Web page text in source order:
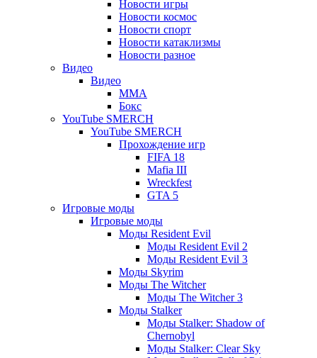
Новости игры
Новости космос
Новости спорт
Новости катаклизмы
Новости разное
Видео
Видео
ММА
Бокс
YouTube SMERCH
YouTube SMERCH
Прохождение игр
FIFA 18
Mafia III
Wreckfest
GTA 5
Игровые моды
Игровые моды
Моды Resident Evil
Моды Resident Evil 2
Моды Resident Evil 3
Моды Skyrim
Моды The Witcher
Моды The Witcher 3
Моды Stalker
Моды Stalker: Shadow of
Chernobyl
Моды Stalker: Clear Sky